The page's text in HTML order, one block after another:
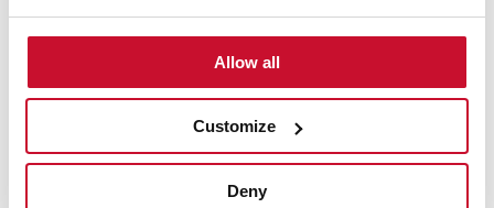
Allow all
Customize
Deny
Características particulares